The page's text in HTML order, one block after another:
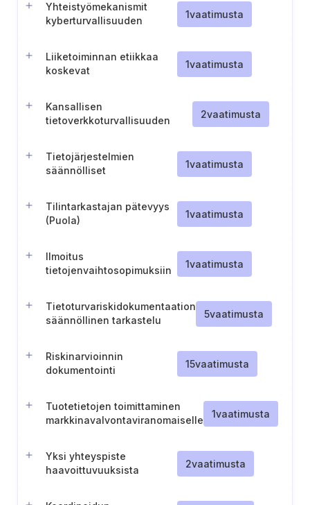
Yhteistyömekanismit
kyberturvallisuuden
1vaatimusta
Liiketoiminnan etiikkaa
koskevat
1vaatimusta
Kansallisen
tietoverkkoturvallisuuden
käyttö (Puola)
2vaatimusta
Tietojärjestelmien
säännölliset
1vaatimusta
Tilintarkastajan pätevyys
(Puola)
1vaatimusta
Ilmoitus
tietojenvaihtosopimuksiin
1vaatimusta
Tietoturvariskidokumentaation
säännöllinen tarkastelu
5vaatimusta
Riskinarvioinnin
dokumentointi
15vaatimusta
Tuotetietojen toimittaminen
markkinavalvontaviranomaiselle
1vaatimusta
Yksi yhteyspiste
haavoittuvuuksista
2vaatimusta